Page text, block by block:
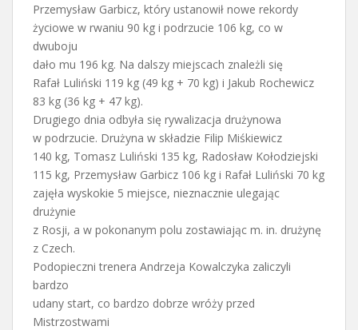
Przemysław Garbicz, który ustanowił nowe rekordy
życiowe w rwaniu 90 kg i podrzucie 106 kg, co w
dwuboju
dało mu 196 kg. Na dalszy miejscach znależli się
Rafał Luliński 119 kg (49 kg + 70 kg) i Jakub Rochewicz
83 kg (36 kg + 47 kg).
Drugiego dnia odbyła się rywalizacja drużynowa
w podrzucie. Drużyna w składzie Filip Miśkiewicz
140 kg, Tomasz Luliński 135 kg, Radosław Kołodziejski
115 kg, Przemysław Garbicz 106 kg i Rafał Luliński 70 kg
zajęła wyskokie 5 miejsce, nieznacznie ulegając
drużynie
z Rosji, a w pokonanym polu zostawiając m. in. drużynę
z Czech.
Podopieczni trenera Andrzeja Kowalczyka zaliczyli
bardzo
udany start, co bardzo dobrze wróży przed
Mistrzostwami